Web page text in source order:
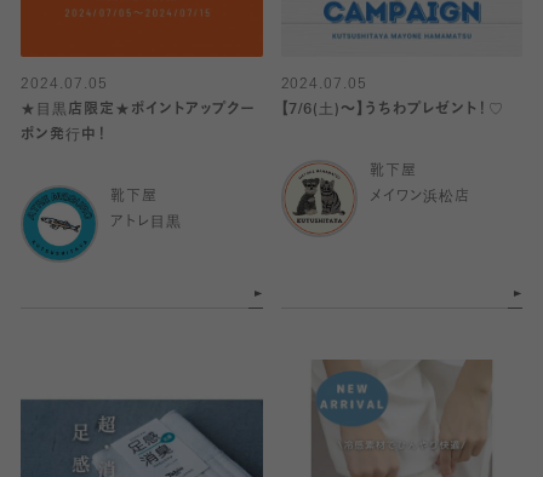
2024.07.05
★目黒店限定★ポイントアップクー
ポン発行中！
靴下屋
アトレ目黒
2024.07.05
【7/6(土)～】うちわプレゼント！♡
靴下屋
メイワン浜松店